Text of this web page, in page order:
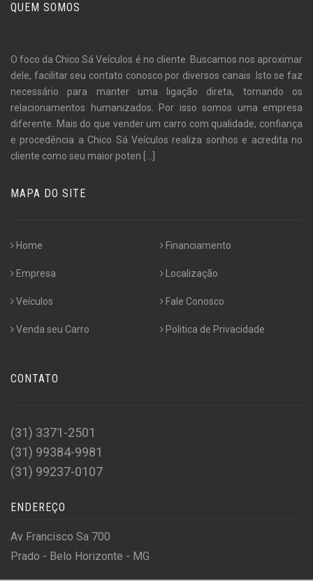
QUEM SOMOS
O foco da Chico Sá Veículos é no cliente. Buscamos nos aproximar
dele, facilitar seu contato conosco por diversos canais .Isto se faz
necessário para manter uma ligação direta, tornando os
relacionamentos humanizados. Por isso somos uma empresa
diferente. Mais do que vender um carro com qualidade, confiança
e procedência a Chico Sá Veículos realiza sonhos e acredita no
cliente como seu maior poten
MAPA DO SITE
Home
Empresa
Veículos
Venda seu Carro
Financiamento
Localização
Fale Conosco
Politica de Privacidade
CONTATO
(31) 3371-2501
(31) 99384-9981
(31) 99237-0107
ENDEREÇO
Av Francisco Sa 700
Prado - Belo Horizonte - MG